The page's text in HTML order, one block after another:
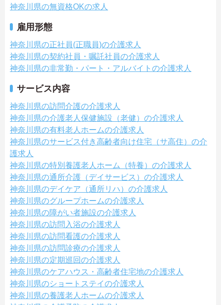
神奈川県の無資格OKの求人
雇用形態
神奈川県の正社員(正職員)の介護求人
神奈川県の契約社員・嘱託社員の介護求人
神奈川県の非常勤・パート・アルバイトの介護求人
サービス内容
神奈川県の訪問介護の介護求人
神奈川県の介護老人保健施設（老健）の介護求人
神奈川県の有料老人ホームの介護求人
神奈川県のサービス付き高齢者向け住宅（サ高住）の介
護求人
神奈川県の特別養護老人ホーム（特養）の介護求人
神奈川県の通所介護（デイサービス）の介護求人
神奈川県のデイケア（通所リハ）の介護求人
神奈川県のグループホームの介護求人
神奈川県の障がい者施設の介護求人
神奈川県の訪問入浴の介護求人
神奈川県の訪問看護の介護求人
神奈川県の訪問診療の介護求人
神奈川県の定期巡回の介護求人
神奈川県のケアハウス・高齢者住宅地の介護求人
神奈川県のショートステイの介護求人
神奈川県の養護老人ホームの介護求人